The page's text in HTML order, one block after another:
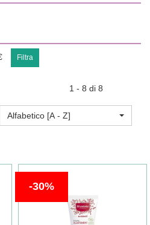
1 - 8 di 8
Alfabetico [A - Z]
30%